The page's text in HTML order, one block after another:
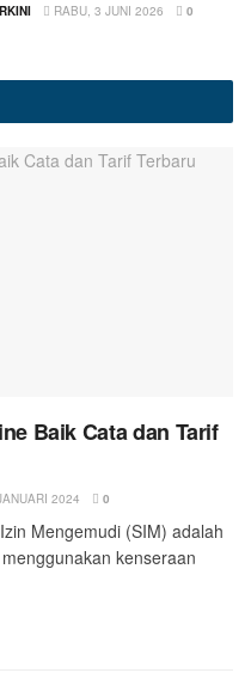
RABU, 3 JUNI 2026 0
Baik Cata dan Tarif
2024 0
Mengemudi (SIM) adalah
kenseraan